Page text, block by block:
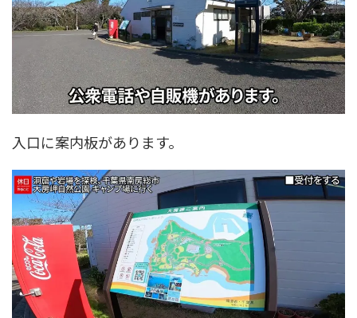
入口に案内板があります。